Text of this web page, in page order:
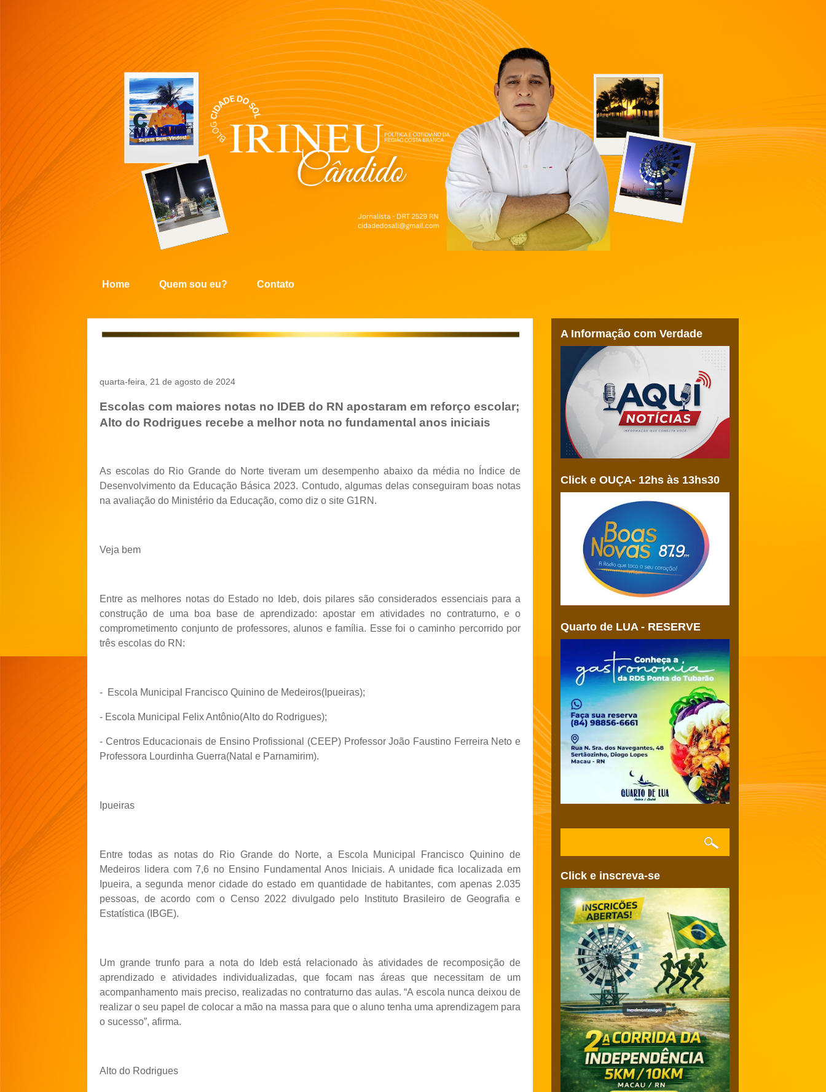
Home Quem sou eu? Contato
quarta-feira, 21 de agosto de 2024
Escolas com maiores notas no IDEB do RN apostaram em reforço escolar;
Alto do Rodrigues recebe a melhor nota no fundamental anos iniciais
As escolas do Rio Grande do Norte tiveram um desempenho abaixo da média no Índice de
Desenvolvimento da Educação Básica 2023. Contudo, algumas delas conseguiram boas notas
na avaliação do Ministério da Educação, como diz o site G1RN.
Veja bem
Entre as melhores notas do Estado no Ideb, dois pilares são considerados essenciais para a
construção de uma boa base de aprendizado: apostar em atividades no contraturno, e o
comprometimento conjunto de professores, alunos e família. Esse foi o caminho percorrido por
três escolas do RN:
- Escola Municipal Francisco Quinino de Medeiros(Ipueiras);
- Escola Municipal Felix Antônio(Alto do Rodrigues);
- Centros Educacionais de Ensino Profissional (CEEP) Professor João Faustino Ferreira Neto e
Professora Lourdinha Guerra(Natal e Parnamirim).
Ipueiras
Entre todas as notas do Rio Grande do Norte, a Escola Municipal Francisco Quinino de
Medeiros lidera com 7,6 no Ensino Fundamental Anos Iniciais. A unidade fica localizada em
Ipueira, a segunda menor cidade do estado em quantidade de habitantes, com apenas 2.035
pessoas, de acordo com o Censo 2022 divulgado pelo Instituto Brasileiro de Geografia e
Estatística (IBGE).
Um grande trunfo para a nota do Ideb está relacionado às atividades de recomposição de
aprendizado e atividades individualizadas, que focam nas áreas que necessitam de um
acompanhamento mais preciso, realizadas no contraturno das aulas. “A escola nunca deixou de
realizar o seu papel de colocar a mão na massa para que o aluno tenha uma aprendizagem para
o sucesso”, afirma.
Alto do Rodrigues
A Informação com Verdade
Click e OUÇA- 12hs às 13hs30
Quarto de LUA - RESERVE
Click e inscreva-se